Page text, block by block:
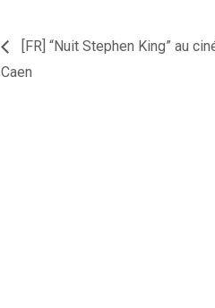
[FR] “Nuit Stephen King” au
Caen